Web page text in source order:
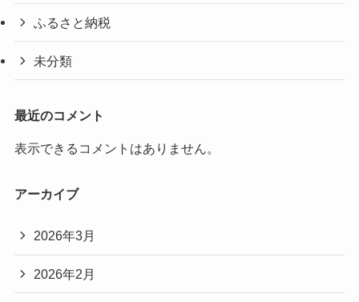
ふるさと納税
未分類
最近のコメント
表示できるコメントはありません。
アーカイブ
2026年3月
2026年2月